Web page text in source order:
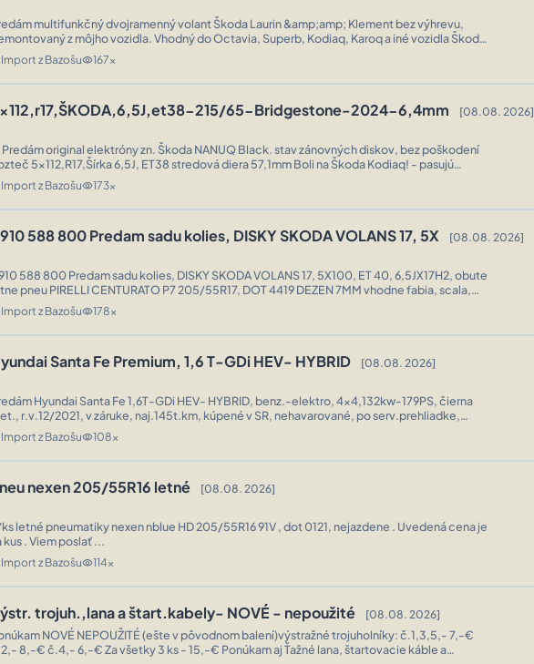
multifunkčný dvojramenný volant Škoda Laurin &amp;amp; Klement bez výhrevu,
z môjho vozidla. Vhodný do Octavia, Superb, Kodiaq, Karoq a iné vozidla Škoda.
Import z Bazošuvisibility167x
215/65-Bridgestone-2024-6,4mm [08.08. 2026]
Predám original elektróny zn. Škoda NANUQ Black. stav zánovných diskov, bez poškodení
5x112,R17,Šírka 6,5J, ET38 stredová diera 57,1mm Boli na Škoda Kodiaq! - pasujú
aj na iné autá 5x112, škoda, volkswagen, audi, seat a iné ...
Import z Bazošuvisibility173x
588 800 Predam sadu kolies, DISKY SKODA VOLANS 17, 5X [08.08. 2026]
sadu kolies, DISKY SKODA VOLANS 17, 5X100, ET 40, 6,5JX17H2, obute
pneu PIRELLI CENTURATO P7 205/55R17, DOT 4419 DEZEN 7MM vhodne fabia, scala,
kamiq, ine 5x100 TOP STAV BEZ POSKODENI ...
Import z Bazošuvisibility178x
Santa Fe Premium, 1,6 T-GDi HEV- HYBRID [08.08. 2026]
Hyundai Santa Fe 1,6T-GDi HEV- HYBRID, benz.-elektro, 4x4,132kw-179PS, čierna
r.v.12/2021, v záruke, naj.145t.km, kúpené v SR, nehavarované, po serv.prehliadke,
prezutie, treba vidieť. ...
Import z Bazošuvisibility108x
nexen 205/55R16 letné [08.08. 2026]
letné pneumatiky nexen nblue HD 205/55R16 91V , dot 0121, nejazdene . Uvedená cena je
kus . Viem poslať ...
Import z Bazošuvisibility114x
trojuh.,lana a štart.kabely- NOVÉ - nepoužité [08.08. 2026]
NOVÉ NEPOUŽITÉ (ešte v pôvodnom balení)výstražné trojuholníky: č.1,3,5,- 7,-€
8,-€ č.4,- 6,-€ Za všetky 3 ks - 15,-€ Ponúkam aj Ťažné lana, štartovacie káble a